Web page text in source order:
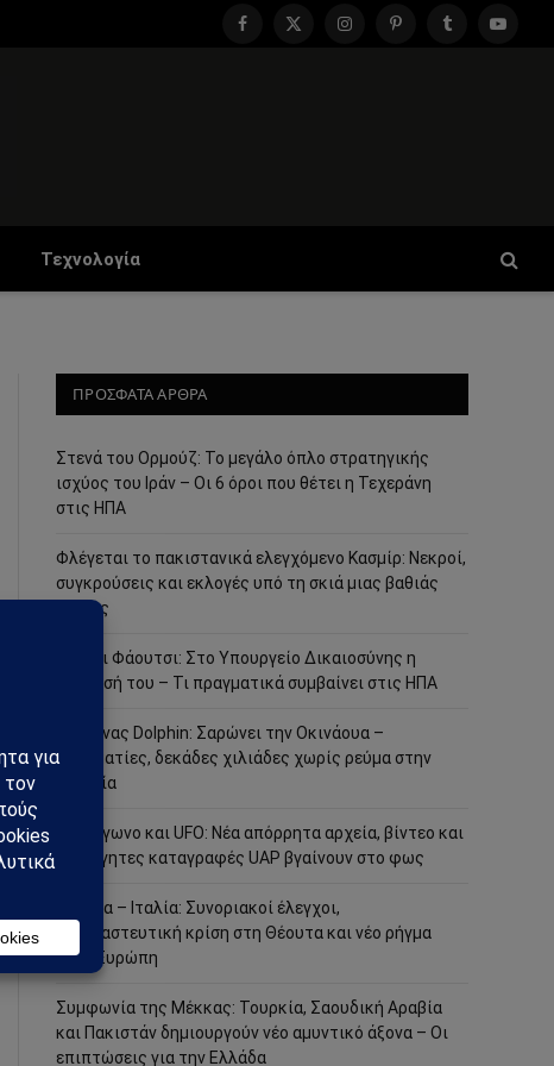
Facebook
X
InstagramPinterestTumblr
Τεχνολογία
ΠΡΟΣΦΑΤΑ ΑΡΘΡΑ
Στενά του Ορμούζ: Το μεγάλο όπλο στρατηγικής
ισχύος του Ιράν – Οι 6 όροι που θέτει η Τεχεράνη
στις ΗΠΑ
Φλέγεται το πακιστανικά ελεγχόμενο Κασμίρ: Νεκροί,
συγκρούσεις και εκλογές υπό τη σκιά μιας βαθιάς
κρίσης
Άντονι Φάουτσι: Στο Υπουργείο Δικαιοσύνης η
υπόθεσή του – Τι πραγματικά συμβαίνει στις ΗΠΑ
Τυφώνας Dolphin: Σαρώνει την Οκινάουα –
Τραυματίες, δεκάδες χιλιάδες χωρίς ρεύμα στην
Ιαπωνία
Πεντάγωνο και UFO: Νέα απόρρητα αρχεία, βίντεο και
ανεξήγητες καταγραφές UAP βγαίνουν στο φως
Ισπανία – Ιταλία: Συνοριακοί έλεγχοι,
μεταναστευτική κρίση στη Θέουτα και νέο ρήγμα
στην Ευρώπη
Συμφωνία της Μέκκας: Τουρκία, Σαουδική Αραβία
και Πακιστάν δημιουργούν νέο αμυντικό άξονα – Οι
επιπτώσεις για την Ελλάδα